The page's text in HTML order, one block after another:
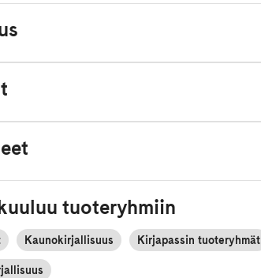
tuoteryhmiin
Kaunokirjallisuus Kirjapassin tuoteryhmät